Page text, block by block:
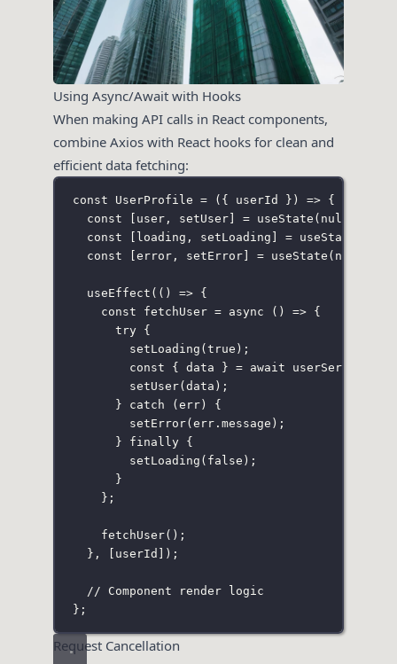
Using Async/Await with Hooks
When making API calls in React components,
combine Axios with React hooks for clean and
efficient data fetching:
const UserProfile = ({ userId }) => {
const [user, setUser] = useState ( null
const [loading, setLoading] = useState
const [error, setError] = useState ( null
useEffect (() => {
const
fetchUser = async () => {
try {
setLoading ( true );
const { data } = await userService.
setUser(data);
} catch (err) {
setError(err.message);
} finally {
setLoading ( false );
}
};
fetchUser();
}, [userId]);
// Component render logic
};
Request Cancellation